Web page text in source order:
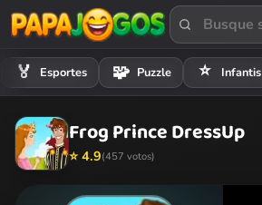
🏅 Esportes 🧩 Puzzle ⭐ Infantis
Frog Prince DressUp
⭐ 4.9(457 votos)